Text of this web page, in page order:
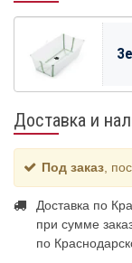
Доставка и
Под заказ ,
Доставка по
при сумме
по